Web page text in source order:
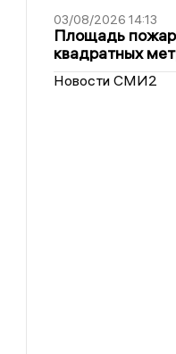
03/08/2026 14:13
Площадь
квадратных
Новости СМИ2